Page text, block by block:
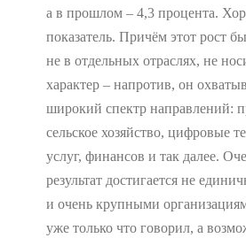
а в прошлом – 4,3 процента.
показатель. Причём этот рост
не в отдельных отраслях, не
характер – напротив, он
широкий спектр направлений:
сельское хозяйство, цифровые
услуг, финансов и так далее.
результат достигается не
и очень крупными
уже только что говорил, а